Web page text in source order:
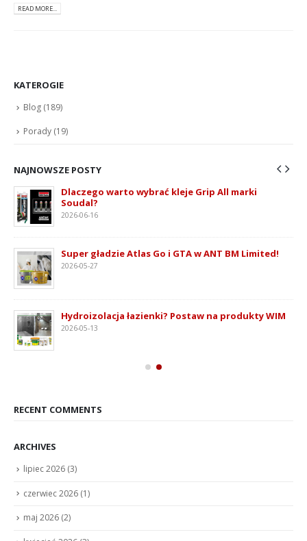
READ MORE...
KATEROGIE
Blog (189)
Porady (19)
NAJNOWSZE POSTY
Dlaczego warto wybrać kleje Grip All marki
Soudal?
2026-06-16
Super gładzie Atlas Go i GTA w ANT BM Limited!
2026-05-27
Hydroizolacja łazienki? Postaw na produkty WIM
2026-05-13
RECENT COMMENTS
ARCHIVES
lipiec 2026 (3)
czerwiec 2026 (1)
maj 2026 (2)